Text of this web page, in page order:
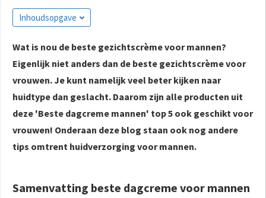
Inhoudsopgave
Wat is nou de beste gezichtscrème voor mannen?
Eigenlijk niet anders dan de beste gezichtscrème voor
vrouwen. Je kunt namelijk veel beter kijken naar
huidtype dan geslacht. Daarom zijn alle producten uit
deze 'Beste dagcreme mannen' top 5 ook geschikt voor
vrouwen! Onderaan deze blog staan ook nog andere
tips omtrent huidverzorging voor mannen.
Samenvatting beste dagcreme voor mannen
worden
om
te
op